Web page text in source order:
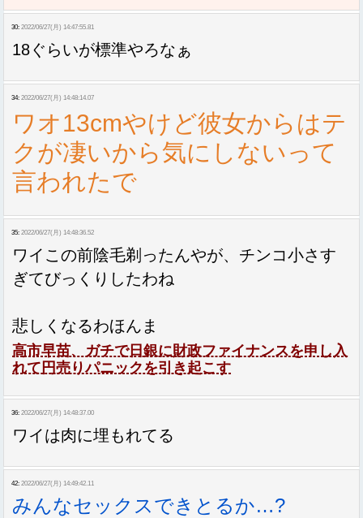
30: 2022/06/27(月) 14:47:55.81
18ぐらいが標準やろなぁ
34: 2022/06/27(月) 14:48:14.07
ワオ13cmやけど彼女からはテ
クが凄いから気にしないって
言われたで
35: 2022/06/27(月) 14:48:36.52
ワイこの前陰毛剃ったんやが、チンコ小さす
ぎてびっくりしたわね
悲しくなるわほんま
高市早苗、ガチで日銀に財政ファイナンスを申し入
れて円売りパニックを引き起こす
36: 2022/06/27(月) 14:48:37.00
ワイは肉に埋もれてる
42: 2022/06/27(月) 14:49:42.11
みんなセックスできとるか…?